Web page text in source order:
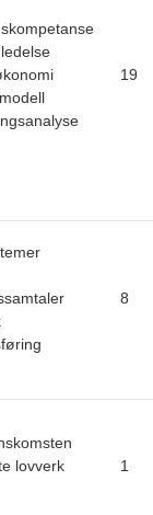
19
8
lovverk
1